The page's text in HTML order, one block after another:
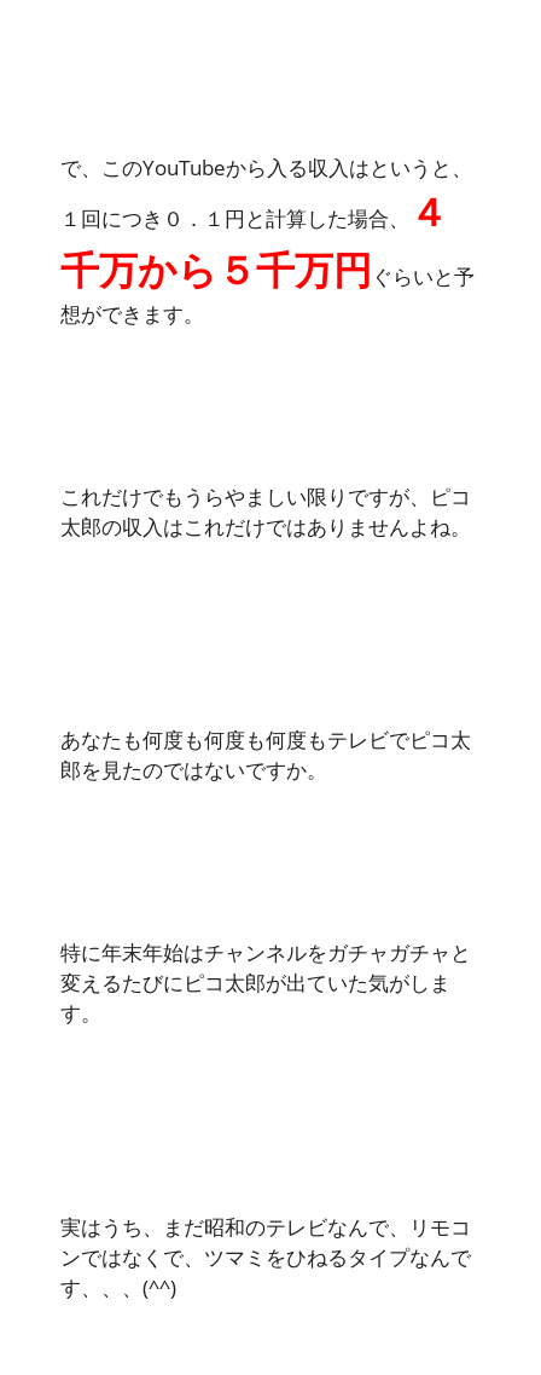
で、このYouTubeから入る収入はというと、
１回につき０．１円と計算した場合、
４
千万から５千万円 ぐらいと予
想ができます。
これだけでもうらやましい限りですが、ピコ
太郎の収入はこれだけではありませんよね。
あなたも何度も何度も何度もテレビでピコ太
郎を見たのではないですか。
特に年末年始はチャンネルをガチャガチャと
変えるたびにピコ太郎が出ていた気がしま
す。
実はうち、まだ昭和のテレビなんで、リモコ
ンではなくで、ツマミをひねるタイプなんで
す、、、(^^)